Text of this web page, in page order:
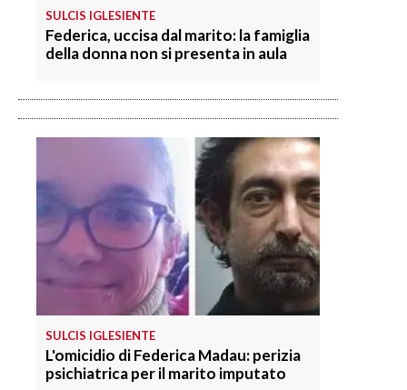
SULCIS IGLESIENTE
Federica, uccisa dal marito: la famiglia
della donna non si presenta in aula
SULCIS IGLESIENTE
L'omicidio di Federica Madau: perizia
psichiatrica per il marito imputato